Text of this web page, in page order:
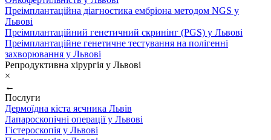
Преімплантаційна діагностика ембріона методом NGS у
Львові
Преімплантаційний генетичний скринінг (PGS) у Львові
Преімплантаційне генетичне тестування на полігенні
захворювання у Львові
Репродуктивна хірургія у Львові
×
←
Послуги
Дермоїдна кіста яєчника Львів
Лапароскопічні операції у Львові
Гістероскопія у Львові